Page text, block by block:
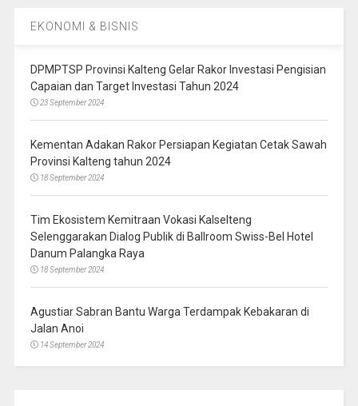
EKONOMI & BISNIS
DPMPTSP Provinsi Kalteng Gelar Rakor Investasi Pengisian
Capaian dan Target Investasi Tahun 2024
23 September 2024
Kementan Adakan Rakor Persiapan Kegiatan Cetak Sawah
Provinsi Kalteng tahun 2024
18 September 2024
Tim Ekosistem Kemitraan Vokasi Kalselteng
Selenggarakan Dialog Publik di Ballroom Swiss-Bel Hotel
Danum Palangka Raya
18 September 2024
Agustiar Sabran Bantu Warga Terdampak Kebakaran di
Jalan Anoi
14 September 2024